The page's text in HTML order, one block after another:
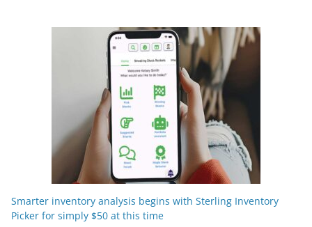
Smarter inventory analysis begins with Sterling Inventory
Picker for simply $50 at this time